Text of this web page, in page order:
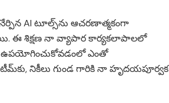
AI టూల్స్‌ను ఆచరణాత్మకంగా
ఈ శిక్షణ నా వ్యాపార కార్యకలాపాలలో
ఉపయోగించుకోవడంలో ఎంతో
నికీలు గుండ గారికి నా హృదయపూర్వక